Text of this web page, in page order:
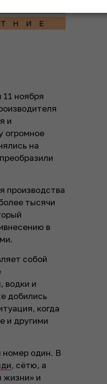
11 ноября
и
огромное
на
производства
тысячи
в
собой
водки и
добились
когда
и другими
номер один. В
, сётю, а
жизни» и